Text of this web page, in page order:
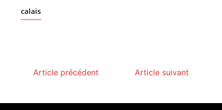
calais
Article précédent Article suivant